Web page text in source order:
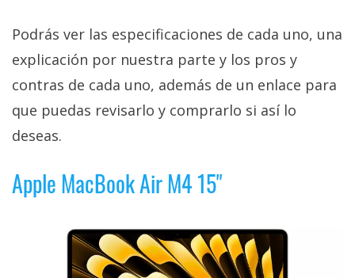
Podrás ver las especificaciones de cada uno, una
explicación por nuestra parte y los pros y
contras de cada uno, además de un enlace para
que puedas revisarlo y comprarlo si así lo
deseas.
Apple MacBook Air M4 15"